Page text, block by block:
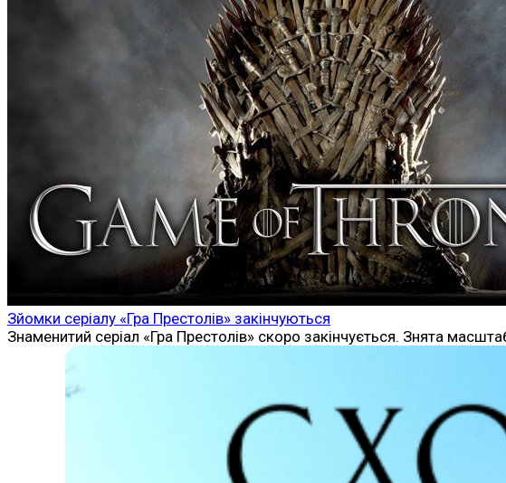
Зйомки серіалу «Гра Престолів» закінчуються
Знаменитий серіал «Гра Престолів» скоро закінчується. Знята